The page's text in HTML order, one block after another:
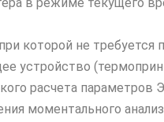
которой не требуется
устройство
расчета параметров
моментального